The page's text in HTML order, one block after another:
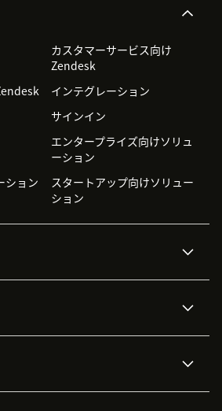
カスタマーサービス向け
Zendesk
インテグレーション
サインイン
エンタープライズ向けソリュ
ーション
ション
スタートアップ向けソリュー
ション
シーと
ナレッジベース
イベント情報